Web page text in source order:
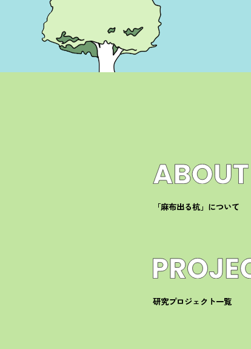
「麻布出る杭」について
研究プロジェクト一覧